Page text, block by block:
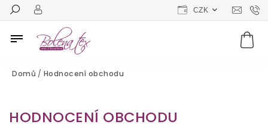
CZK
Domů / Hodnocení obchodu
HODNOCENÍ OBCHODU